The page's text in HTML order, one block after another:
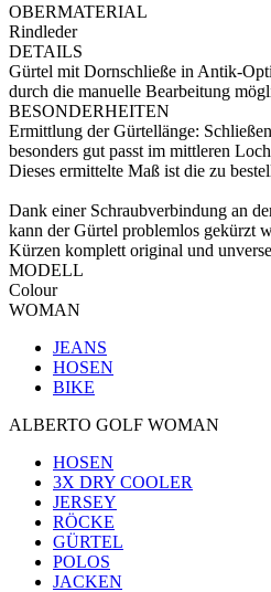
OBERMATERIAL
Rindleder
DETAILS
Gürtel mit Dornschließe in Antik-
durch die manuelle Bearbeitung
BESONDERHEITEN
Ermittlung der Gürtellänge:
besonders gut passt im mittleren
Dieses ermittelte Maß ist die zu
Dank einer Schraubverbindung an
kann der Gürtel problemlos gekürzt
Kürzen komplett original und
MODELL
Colour
WOMAN
JEANS
HOSEN
BIKE
ALBERTO GOLF WOMAN
HOSEN
3X DRY COOLER
JERSEY
RÖCKE
GÜRTEL
POLOS
JACKEN